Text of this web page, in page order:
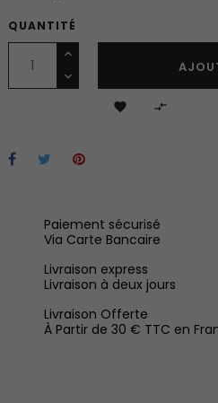
QUANTITÉ
 
Paiement sécurisé
Via Carte Bancaire
Livraison express
Livraison à deux jours
Livraison Offerte
À Partir de 30 € TTC en